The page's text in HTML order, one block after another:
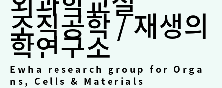
조직공학 / 재생의
학연구소
Ewha research group for Orga
ns, Cells & Materials